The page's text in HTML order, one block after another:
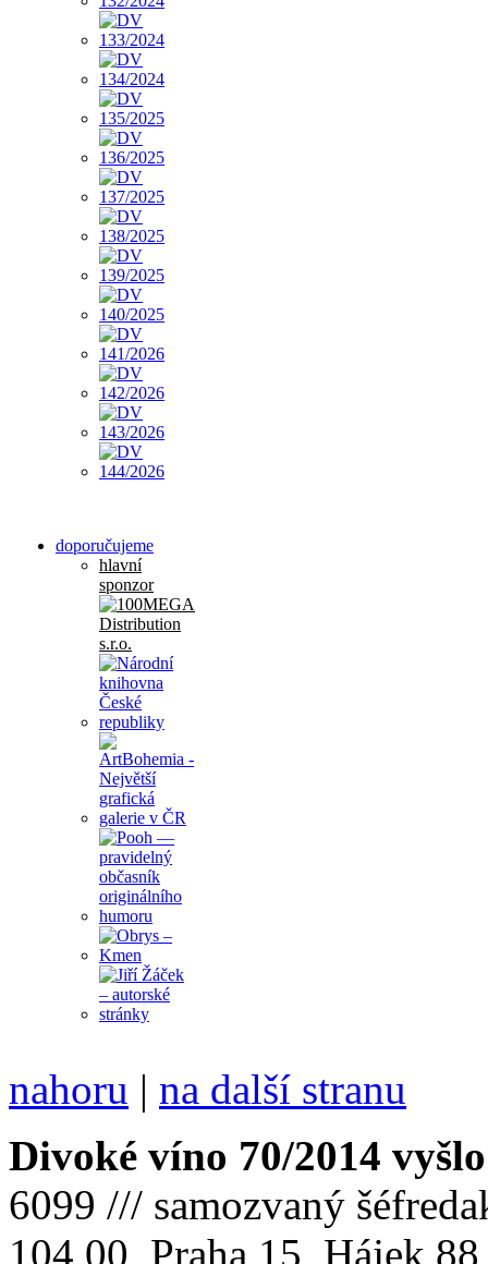
doporučujeme
hlavní
sponzor
nahoru | na další stranu
Divoké víno 70/2014
6099 /// samozvaný
104 00 Praha 15, Hájek